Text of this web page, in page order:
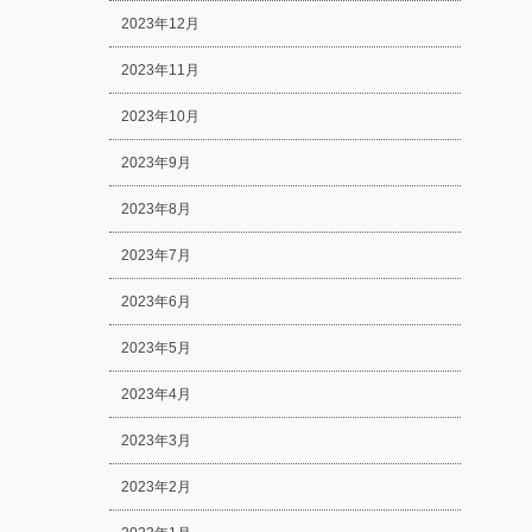
2023年12月
2023年11月
2023年10月
2023年9月
2023年8月
2023年7月
2023年6月
2023年5月
2023年4月
2023年3月
2023年2月